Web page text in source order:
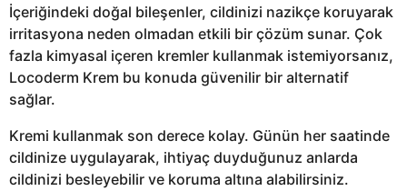
İçeriğindeki doğal bileşenler, cildinizi nazikçe koruyarak
irritasyona neden olmadan etkili bir çözüm sunar. Çok
fazla kimyasal içeren kremler kullanmak istemiyorsanız,
Locoderm Krem bu konuda güvenilir bir alternatif
sağlar.
Kremi kullanmak son derece kolay. Günün her saatinde
cildinize uygulayarak, ihtiyaç duyduğunuz anlarda
cildinizi besleyebilir ve koruma altına alabilirsiniz.